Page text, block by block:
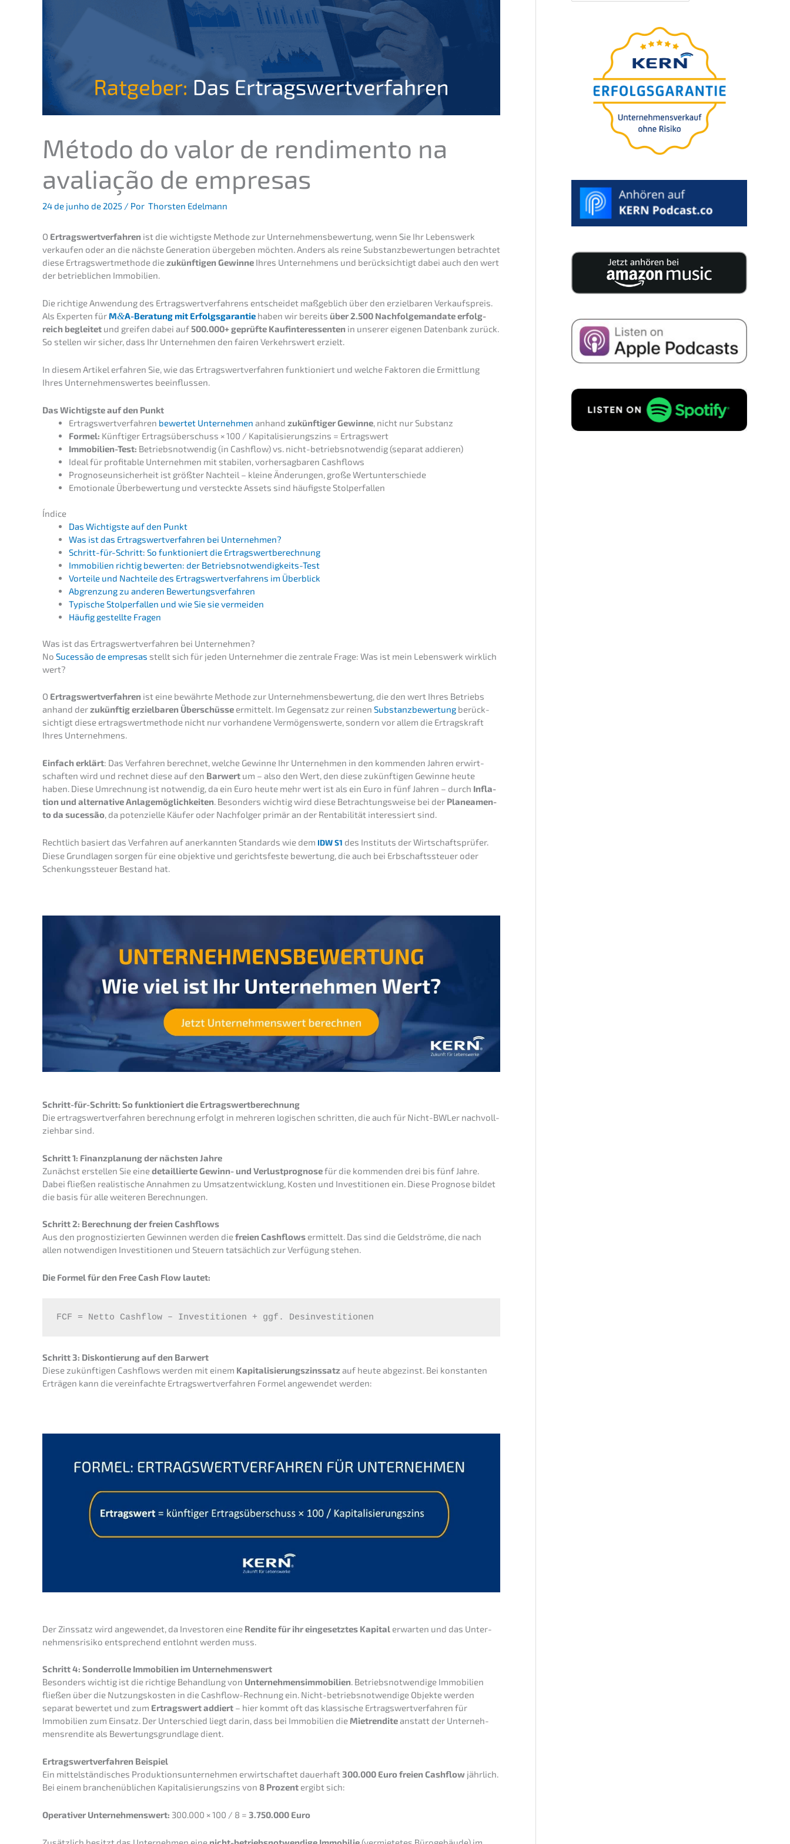
Método do valor de rendi­men­to na
avalia­ção de empresas
24 de junho de 2025 / Por Thorsten Edelmann
O Ertrags­wert­ver­fah­ren ist die wichtigs­te Metho­de zur Unter­neh­mens­be­wer­tung, wenn Sie Ihr Lebens­werk
verkau­fen oder an die nächs­te Genera­ti­on überge­ben möchten. Anders als reine Substanz­be­wer­tun­gen betrach­tet
diese Ertrags­wert­me­tho­de diezukünf­ti­gen Gewin­ne Ihres Unter­neh­mens und berück­sich­tigt dabei auch den wert
der betrieb­li­chen Immobilien.
Die richti­ge Anwen­dung des Ertrags­wert­ver­fah­rens entschei­det maßgeb­lich über den erziel­ba­ren Verkaufs­preis.
Als Exper­ten fürM&A-Beratung mit Erfolgs­ga­ran­tie haben wir bereits über 2.500 Nachfol­ge­man­da­te erfolg­
reich beglei­tet und greifen dabei auf500.000+ geprüf­te Kaufin­ter­es­sen­ten in unserer eigenen Daten­bank zurück.
So stellen wir sicher, dass Ihr Unter­neh­men den fairen Verkehrs­wert erzielt.
In diesem Artikel erfah­ren Sie, wie das Ertrags­wert­ver­fah­ren funktio­niert und welche Fakto­ren die Ermitt­lung
Ihres Unter­neh­mens­wer­tes beeinflussen.
Das Wichtigs­te auf den Punkt
Ertrags­wert­ver­fah­ren bewer­tet Unter­neh­men anhand zukünf­ti­ger Gewin­ne , nicht nur Substanz
Formel: Künfti­ger Ertrags­über­schuss × 100 / Kapita­li­sie­rungs­zins = Ertragswert
Immobi­li­en-Test: Betriebs­not­wen­dig (in Cashflow) vs. nicht-betriebs­not­wen­dig (separat addieren)
Ideal für profi­ta­ble Unter­neh­men mit stabi­len, vorher­sag­ba­ren Cashflows
Progno­se­un­si­cher­heit ist größter Nachteil – kleine Änderun­gen, große Wertunterschiede
Emotio­na­le Überbe­wer­tung und versteck­te Assets sind häufigs­te Stolperfallen
Índice
Das Wichtigs­te auf den Punkt
Was ist das Ertrags­wert­ver­fah­ren bei Unternehmen?
Schritt-für-Schritt: So funktio­niert die Ertragswertberechnung
Immobi­li­en richtig bewer­ten: der Betriebsnotwendigkeits-Test
Vortei­le und Nachtei­le des Ertrags­wert­ver­fah­rens im Überblick
Abgren­zung zu anderen Bewertungsverfahren
Typische Stolper­fal­len und wie Sie sie vermeiden
Häufig gestell­te Fragen
Was ist das Ertrags­wert­ver­fah­ren bei Unternehmen?
No Suces­são de empre­sas stellt sich für jeden Unter­neh­mer die zentra­le Frage: Was ist mein Lebens­werk wirklich
wert?
O Ertrags­wert­ver­fah­ren ist eine bewähr­te Metho­de zur Unter­neh­mens­be­wer­tung, die den wert Ihres Betriebs
anhand derzukünf­tig erziel­ba­ren Überschüs­se ermit­telt. Im Gegen­satz zur reinen Substanz­be­wer­tung berück­
sich­tigt diese ertrags­wert­me­tho­de nicht nur vorhan­de­ne Vermö­gens­wer­te, sondern vor allem die Ertrags­kraft
Ihres Unternehmens.
Einfach erklärt: Das Verfah­ren berech­net, welche Gewin­ne Ihr Unter­neh­men in den kommen­den Jahren erwirt­
schaf­ten wird und rechnet diese auf den Barwert um – also den Wert, den diese zukünf­ti­gen Gewin­ne heute
haben. Diese Umrech­nung ist notwen­dig, da ein Euro heute mehr wert ist als ein Euro in fünf Jahren – durch Infla­
ti­on und alter­na­ti­ve Anlage­mög­lich­kei­ten. Beson­ders wichtig wird diese Betrach­tungs­wei­se bei der Planea­men­
to da suces­são, da poten­zi­el­le Käufer oder Nachfol­ger primär an der Renta­bi­li­tät inter­es­siert sind.
Recht­lich basiert das Verfah­ren auf anerkann­ten Standards wie dem IDWS1 des Insti­tuts der Wirtschafts­prü­fer.
Diese Grund­la­gen sorgen für eine objek­ti­ve und gerichts­fes­te bewer­tung, die auch bei Erbschafts­steu­er oder
Schen­kungs­steu­er Bestand hat.
Schritt-für-Schritt: So funktio­niert die Ertragswertberechnung
Die ertrags­wert­ver­fah­ren berech­nung erfolgt in mehre­ren logischen schrit­ten, die auch für Nicht-BWLer nachvoll­
zieh­bar sind.
Schritt 1: Finanz­pla­nung der nächs­ten Jahre
Zunächst erstel­len Sie einedetail­lier­te Gewinn- und Verlust­pro­gno­sefür die kommen­den drei bis fünf Jahre.
Dabei fließen realis­ti­sche Annah­men zu Umsatz­ent­wick­lung, Kosten und Inves­ti­tio­nen ein. Diese Progno­se bildet
die basis für alle weite­ren Berechnungen.
Schritt 2: Berech­nung der freien Cashflows
Aus den prognos­ti­zier­ten Gewin­nen werden diefreien Cashflows ermit­telt. Das sind die Geldströ­me, die nach
allen notwen­di­gen Inves­ti­tio­nen und Steuern tatsäch­lich zur Verfü­gung stehen.
Die Formel für den Free Cash Flow lautet:
FCF = Netto Cashflow – Investitionen + ggf. Desinvestitionen
Schritt 3: Diskon­tie­rung auf den Barwert
Diese zukünf­ti­gen Cashflows werden mit einem Kapita­li­sie­rungs­zins­satzauf heute abgezinst. Bei konstan­ten
Erträ­gen kann die verein­fach­te Ertrags­wert­ver­fah­ren Formel angewen­det werden:
Der Zinssatz wird angewen­det, da Inves­to­ren eine Rendi­te für ihr einge­setz­tes Kapital erwar­ten und das Unter­
neh­mens­ri­si­ko entspre­chend entlohnt werden muss.
Schritt 4: Sonder­rol­le Immobi­li­en im Unternehmenswert
Beson­ders wichtig ist die richti­ge Behand­lung von Unter­neh­mens­im­mo­bi­li­en. Betriebs­not­wen­di­ge Immobi­li­en
fließen über die Nutzungs­kos­ten in die Cashflow-Rechnung ein. Nicht-betriebs­not­wen­di­ge Objek­te werden
separat bewer­tet und zum Ertrags­wert addiert – hier kommt oft das klassi­sche Ertrags­wert­ver­fah­ren für
Immobi­li­en zum Einsatz. Der Unter­schied liegt darin, dass bei Immobi­li­en die Mietren­di­teanstatt der Unter­neh­
mens­ren­di­te als Bewer­tungs­grund­la­ge dient.
Ertrags­wert­ver­fah­ren Beispiel
Ein mittel­stän­di­sches Produk­ti­ons­un­ter­neh­men erwirt­schaf­tet dauer­haft300.000 Euro freien Cashflow jährlich.
Bei einem branchen­üb­li­chen Kapita­li­sie­rungs­zins von 8 Prozent ergibt sich:
Opera­ti­ver Unter­neh­mens­wert: 300.000 × 100 / 8 = 3.750.000 Euro